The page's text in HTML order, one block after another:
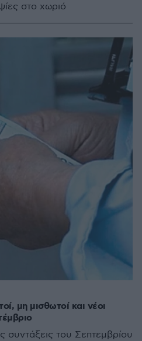
στο χωριό
μη μισθωτοί και νέοι
συντάξεις του Σεπτεμβρίου